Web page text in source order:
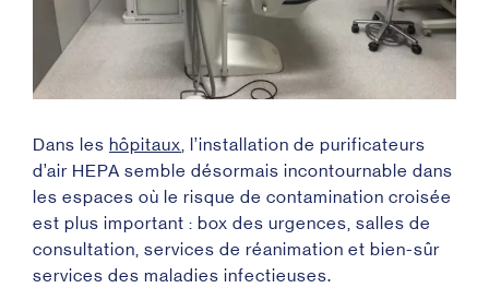
Dans les hôpitaux, l’installation de purificateurs
d’air HEPA semble désormais incontournable dans
les espaces où le risque de contamination croisée
est plus important : box des urgences, salles de
consultation, services de réanimation et bien-sûr
services des maladies infectieuses.